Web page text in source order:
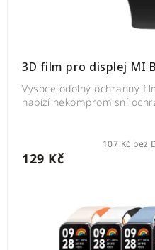
3D film pro displej MI
107 Kč bez
129 Kč
Vysoce odolný ochranný
nabízí nekompromisní